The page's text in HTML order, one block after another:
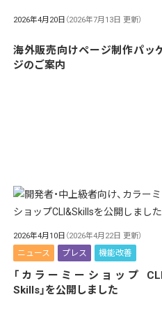
2026年4月20日 （2026年7月13日 更新）
海外販売向けページ制作パッ
ジのご案内
2026年4月10日 （2026年4月22日 更新）
ニュース プレス 機能改善
「カラーミーショップ
Skills」を公開しました